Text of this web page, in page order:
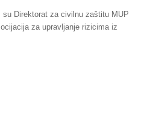
Direktorat za civilnu zaštitu MUP
za upravljanje rizicima iz